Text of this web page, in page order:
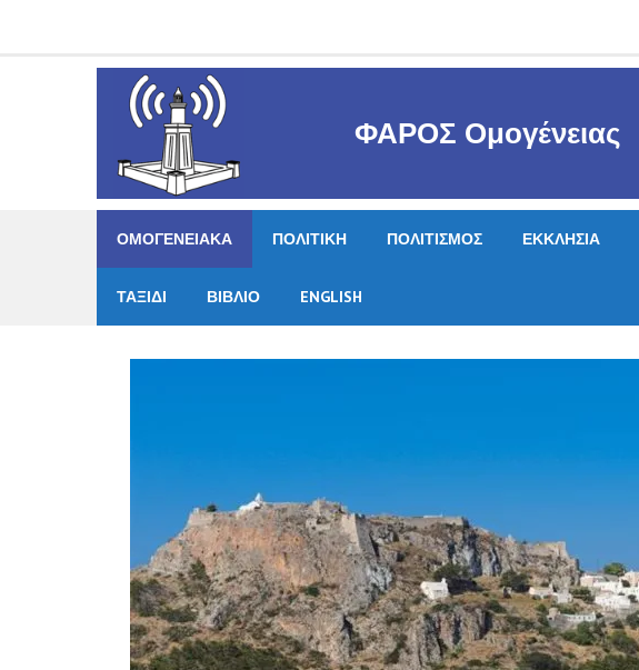
ΦΑΡΟΣ Ομογένειας
ΟΜΟΓΕΝΕΙΑΚΑ ΠΟΛΙΤΙΚΗ ΠΟΛΙΤΙΣΜΟΣ ΕΚΚΛΗΣΙΑ
ΤΑΞΙΔΙ ΒΙΒΛΙΟ ENGLISH